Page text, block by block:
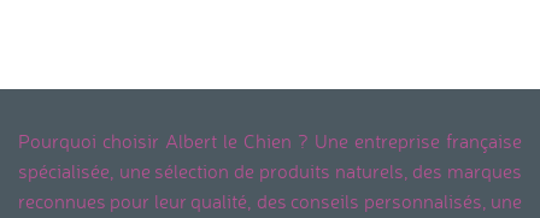
Pourquoi choisir Albert le Chien ? Une entreprise française
spécialisée, une sélection de produits naturels, des marques
reconnues pour leur qualité, des conseils personnalisés, une